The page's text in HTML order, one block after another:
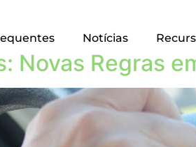
Notícias
Novas Regras